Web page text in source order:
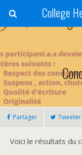
College
Partager Tweeter
Voici le résultats du